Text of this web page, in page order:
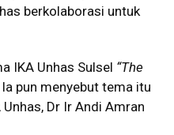
berkolaborasi untuk
IKA Unhas Sulsel “The
pun menyebut tema itu
Dr Ir Andi Amran